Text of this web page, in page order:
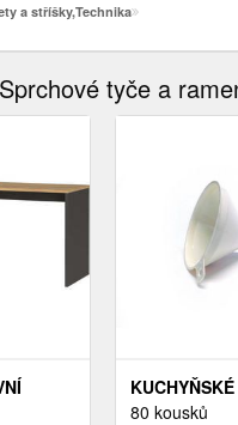
a stříšky,Technika
tyče a
A NÁLEVKY
80 kousků